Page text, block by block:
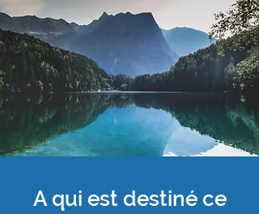
A qui est destiné ce